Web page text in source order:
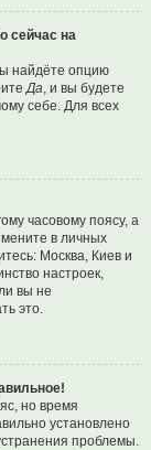
сейчас на
найдёте опцию
Да, и вы будете
себе. Для всех
часовому поясу, а
в личных
Москва, Киев и
настроек,
вы не
это.
но время
установлено
проблемы.